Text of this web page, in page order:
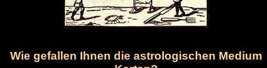
Wie gefallen Ihnen die astrologischen Medium